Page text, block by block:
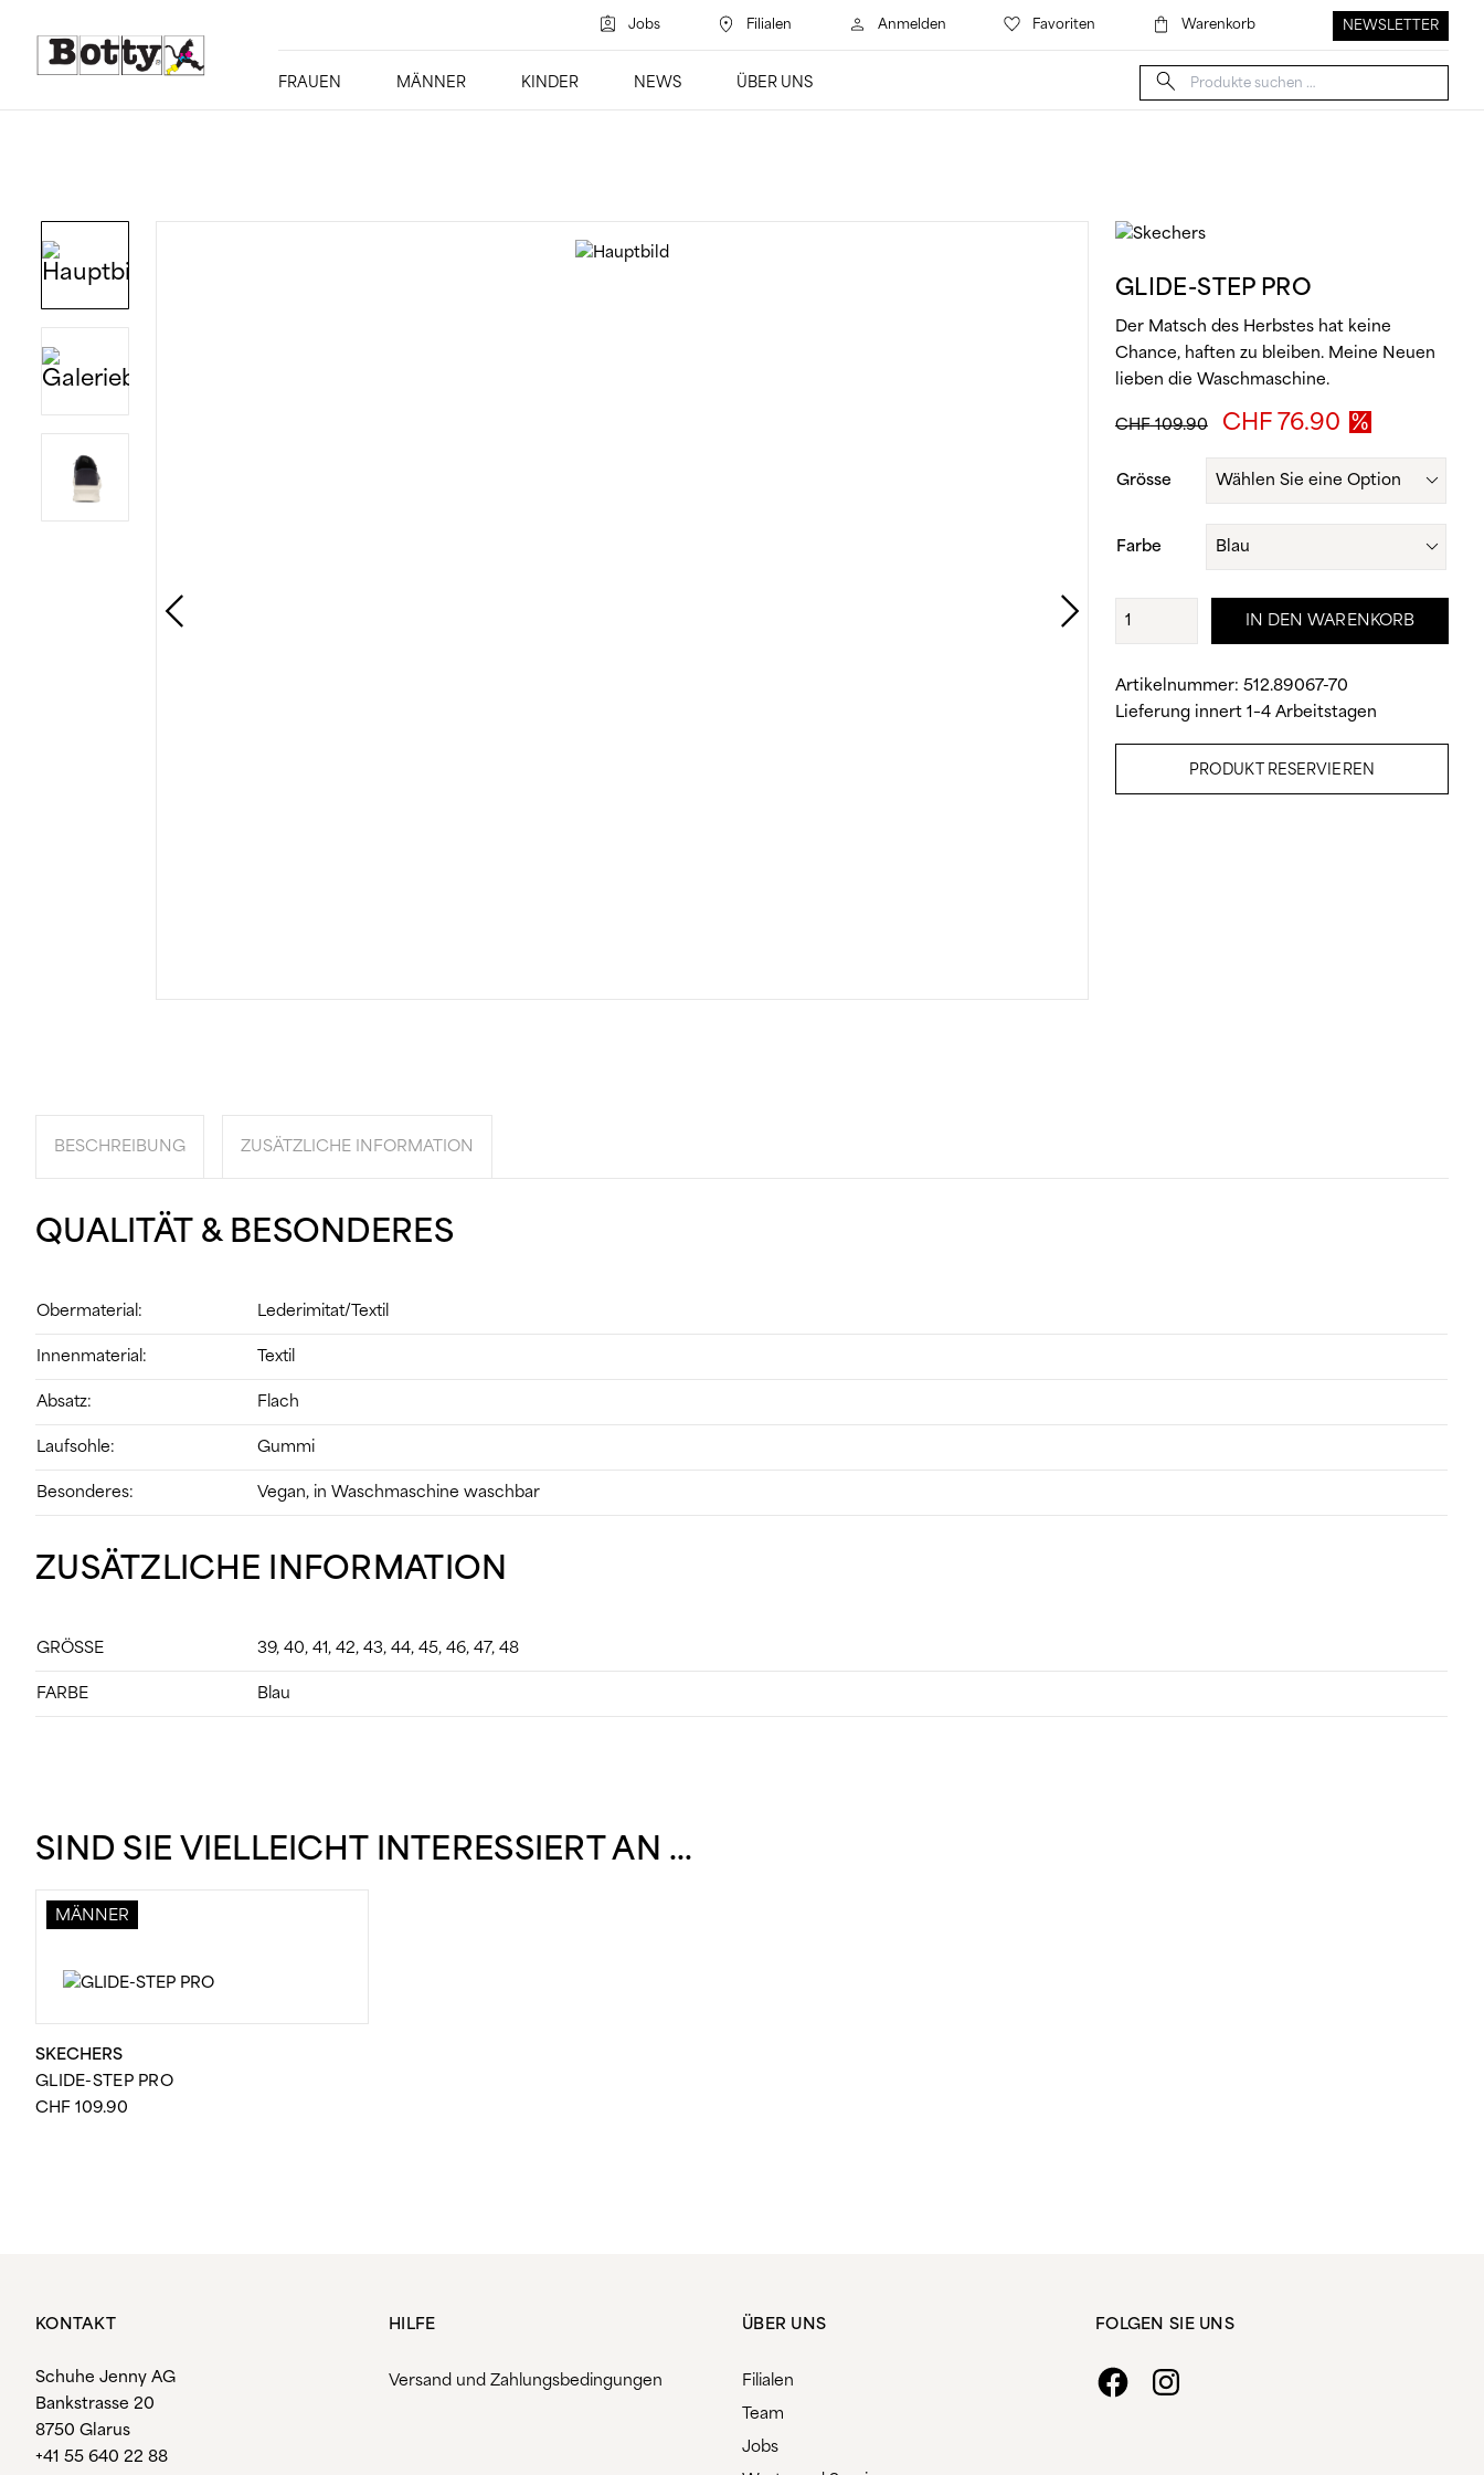
Jobs Filialen Anmelden Favoriten Warenkorb NEWSLETTER
FRAUEN MÄNNER KINDER NEWS ÜBER UNS
Suche
nach:
GLIDE-STEP PRO
Der Matsch des Herbstes hat keine
Chance, haften zu bleiben. Meine Neuen
lieben die Waschmaschine.
CHF109.90
Ursprünglicher
war:
CHF 109.90
CHF76.90
ist:
CHF
Grösse
Farbe
GLIDE-
STEP
Menge
IN DEN WARENKORB
Artikelnummer: 512.89067-70
Lieferung innert 1–4 Arbeitstagen
PRODUKT RESERVIEREN
BESCHREIBUNG ZUSÄTZLICHE INFORMATION
QUALITÄT & BESONDERES
Obermaterial: Lederimitat/Textil
Innenmaterial: Textil
Absatz: Flach
Laufsohle: Gummi
Besonderes: Vegan, in Waschmaschine waschbar
ZUSÄTZLICHE INFORMATION
GRÖSSE 39, 40, 41, 42, 43, 44, 45, 46, 47, 48
FARBE Blau
SIND SIE VIELLEICHT INTERESSIERT AN …
MÄNNER
SKECHERS
GLIDE-STEP PRO
CHF 109.90
KONTAKT
Schuhe Jenny AG
Bankstrasse 20
8750 Glarus
+41 55 640 22 88
HILFE
Versand und Zahlungsbedingungen
ÜBER UNS
Filialen
Team
Jobs
FOLGEN SIE UNS